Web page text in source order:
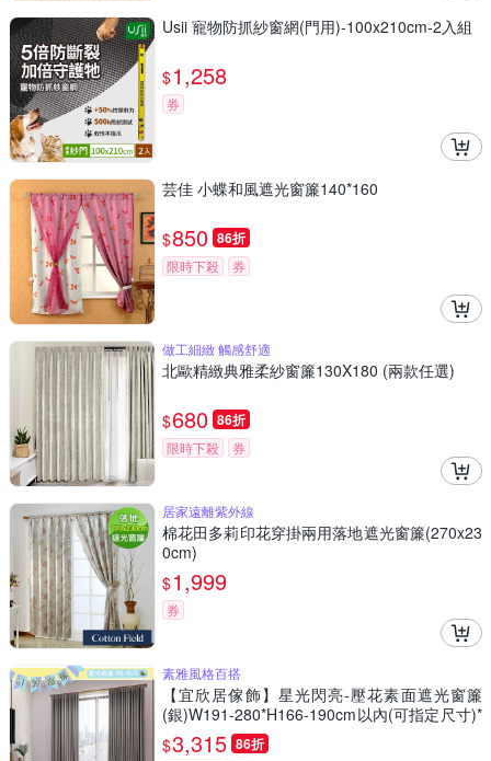
Usii 寵物防抓紗窗網(門用)-100x210cm-2入組
$1,258
券
芸佳 小蝶和風遮光窗簾140*160
$850 86折
限時下殺 券
做工細緻 觸感舒適
北歐精緻典雅柔紗窗簾130X180 (兩款任選)
$680 86折
限時下殺 券
居家遠離紫外線
棉花田多莉印花穿掛兩用落地遮光窗簾(270x23
0cm)
$1,999
券
素雅風格百搭
【宜欣居傢飾】星光閃亮-壓花素面遮光窗簾
(銀)W191-280*H166-190cm以內(可指定尺寸)*
2片/遮光/摺景/半腰/窗簾/台灣製MIT
$3,315 86折